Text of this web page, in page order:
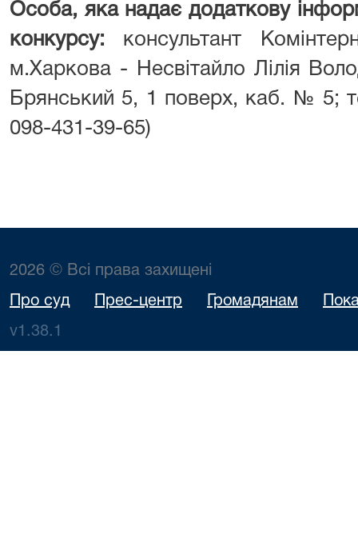
Особа, яка надає додаткову
конкурсу: консультант
м.Харкова - Несвітайло Лілія
Брянський 5, 1 поверх, каб. № 5;
098-431-39-65)
2026 © Всі права захищені
Про суд Прес-центр Громадянам
v1.38.1